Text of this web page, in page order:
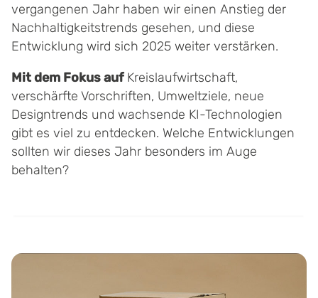
vergangenen Jahr haben wir einen Anstieg der
Nachhaltigkeitstrends gesehen, und diese
Entwicklung wird sich 2025 weiter verstärken.
Mit dem Fokus aufKreislaufwirtschaft,
verschärfte Vorschriften, Umweltziele, neue
Designtrends und wachsende KI-Technologien
gibt es viel zu entdecken. Welche Entwicklungen
sollten wir dieses Jahr besonders im Auge
behalten?